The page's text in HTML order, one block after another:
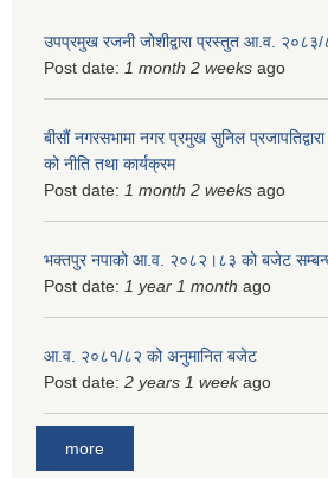
उपप्रमुख रजनी जोशीद्वारा प्रस्तुत आ.व.
Post date: 1 month 2 weeks ago
बीसौं नगरसभामा नगर प्रमुख सुनिल
को नीति तथा कार्यक्रम
Post date: 1 month 2 weeks ago
भक्तपुर नपाको आ.व. २०८२।८३ को बजेट
Post date: 1 year 1 month ago
आ.व. २०८१/८२ को अनुमानित बजेट
Post date: 2 years 1 weekago
more